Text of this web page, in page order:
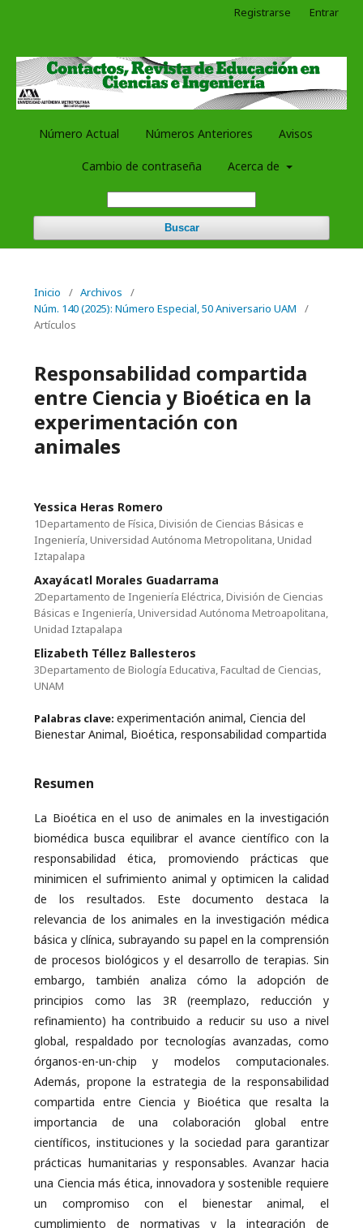
Número Actual Números Anteriores Avisos
Cambio de contraseña Acerca de
Buscar
Registrarse Entrar
Inicio / Archivos
/
Núm. 140 (2025): Número Especial, 50 Aniversario UAM
/
Artículos
Responsabilidad compartida
entre Ciencia y Bioética en la
experimentación con
animales
Yessica Heras Romero
1Departamento de Física, División de Ciencias Básicas e
Ingeniería, Universidad Autónoma Metropolitana, Unidad
Iztapalapa
Axayácatl Morales Guadarrama
2Departamento de Ingeniería Eléctrica, División de Ciencias
Básicas e Ingeniería, Universidad Autónoma Metroapolitana,
Unidad Iztapalapa
Elizabeth Téllez Ballesteros
3Departamento de Biología Educativa, Facultad de Ciencias,
UNAM
Palabras clave:experimentación animal, Ciencia del
Bienestar Animal, Bioética, responsabilidad compartida
Resumen
La Bioética en el uso de animales en la investigación
biomédica busca equilibrar el avance científico con la
responsabilidad ética, promoviendo prácticas que
minimicen el sufrimiento animal y optimicen la calidad
de los resultados. Este documento destaca la
relevancia de los animales en la investigación médica
básica y clínica, subrayando su papel en la comprensión
de procesos biológicos y el desarrollo de terapias. Sin
embargo, también analiza cómo la adopción de
principios como las 3R (reemplazo, reducción y
refinamiento) ha contribuido a reducir su uso a nivel
global, respaldado por tecnologías avanzadas, como
órganos-en-un-chip y modelos computacionales.
Además, propone la estrategia de la responsabilidad
compartida entre Ciencia y Bioética que resalta la
importancia de una colaboración global entre
científicos, instituciones y la sociedad para garantizar
prácticas humanitarias y responsables. Avanzar hacia
una Ciencia más ética, innovadora y sostenible requiere
un compromiso con el bienestar animal, el
cumplimiento de normativas y la integración de